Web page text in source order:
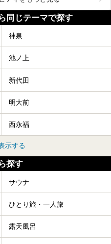
同じテーマで探す
神泉
池ノ上
新代田
明大前
西永福
示する
探す
サウナ
ひとり旅・一人旅
露天風呂